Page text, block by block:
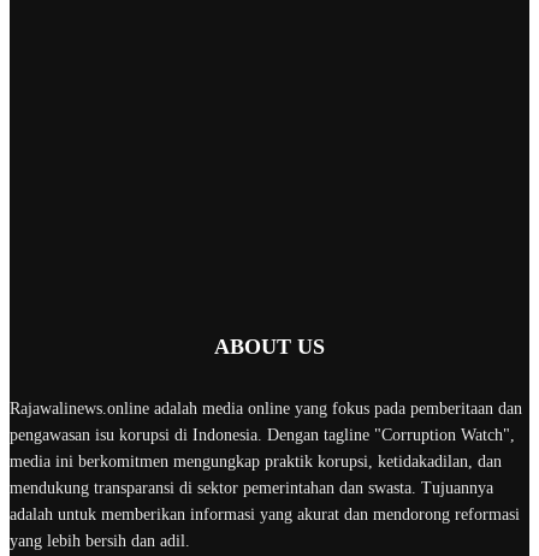
ABOUT US
Rajawalinews.online adalah media online yang fokus pada pemberitaan dan
pengawasan isu korupsi di Indonesia. Dengan tagline "Corruption Watch",
media ini berkomitmen mengungkap praktik korupsi, ketidakadilan, dan
mendukung transparansi di sektor pemerintahan dan swasta. Tujuannya
adalah untuk memberikan informasi yang akurat dan mendorong reformasi
yang lebih bersih dan adil.